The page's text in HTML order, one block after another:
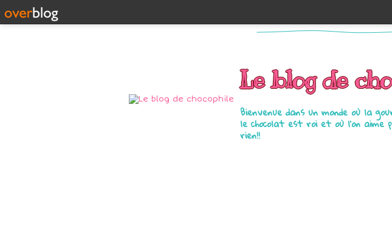
Le blog de
Bienvenue dans un monde où la
le chocolat est roi et où l'on
rien!!